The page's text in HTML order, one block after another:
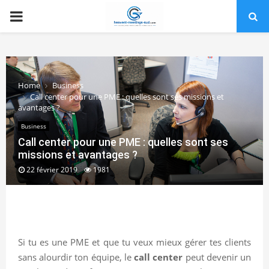
PRIMARY
Home
Business
Call center pour une PME : quelles sont ses missions et
avantages ?
Business
Call center pour une PME : quelles sont ses
missions et avantages ?
22 février 2019 1981
Si tu es une PME et que tu veux mieux gérer tes clients
sans alourdir ton équipe, lecall center peut devenir un